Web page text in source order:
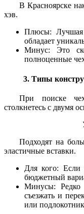
В Красноярске
хэв.
Плюсы: Лучшая
обладает
Минус: Это
полноценные
3. Типы
При поиске
столкнетесь с двумя
Подходят на
эластичные вставки.
Для кого: Если
бюджетный
Минусы: Редко
съезжать и
или